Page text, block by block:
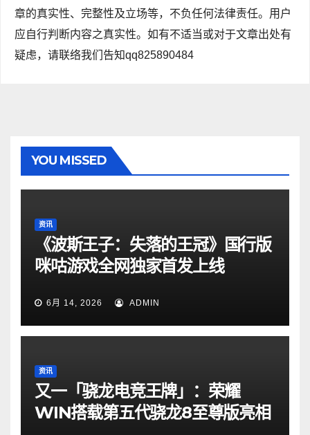
章的真实性、完整性及立场等，不负任何法律责任。用户
应自行判断内容之真实性。如有不适当或对于文章出处有
疑虑，请联络我们告知qq825890484
YOU MISSED
资讯
《波斯王子：失落的王冠》国行版
咪咕游戏全网独家首发上线
6月 14, 2026 ADMIN
资讯
又一「骁龙电竞王牌」：荣耀
WIN搭载第五代骁龙8至尊版亮相